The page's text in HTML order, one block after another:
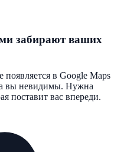
забирают ваших
в Google Maps
вы невидимы. Нужна
поставит вас впереди.